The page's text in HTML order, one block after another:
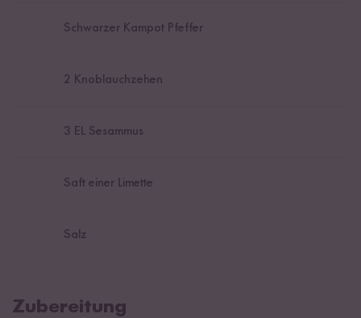
Schwarzer Kampot Pfeffer
2 Knoblauchzehen
3 EL Sesammus
Saft einer Limette
Salz
Zubereitung